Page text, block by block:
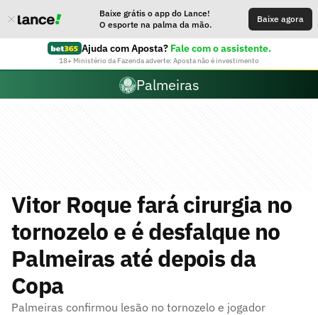
Baixe grátis o app do Lance!
O esporte na palma da mão.
Baixe agora
Ajuda com Aposta? Fale com o assistente.
18+ Ministério da Fazenda adverte: Aposta não é investimento
Palmeiras
Vitor Roque fará cirurgia no
tornozelo e é desfalque no
Palmeiras até depois da
Copa
Palmeiras confirmou lesão no tornozelo e jogador